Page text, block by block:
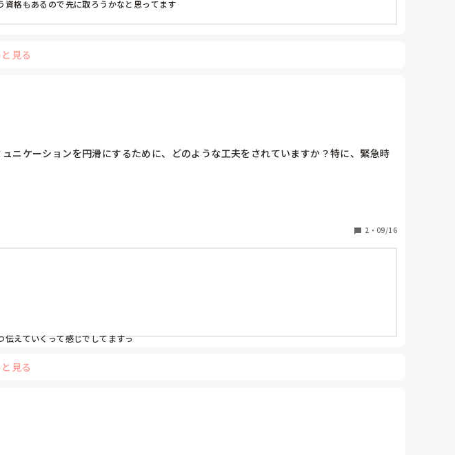
格もあるので先に取ろうかなと思ってます
見る
ニケーションを円滑にするために、どのような工夫をされていますか？特に、緊急時
2 ・ 09/16
伝えていくって感じでしてますっ
見る